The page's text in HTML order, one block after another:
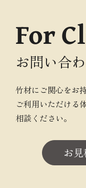
For
お問い合
竹材にご関心をお
ご利用いただける
相談ください。
お